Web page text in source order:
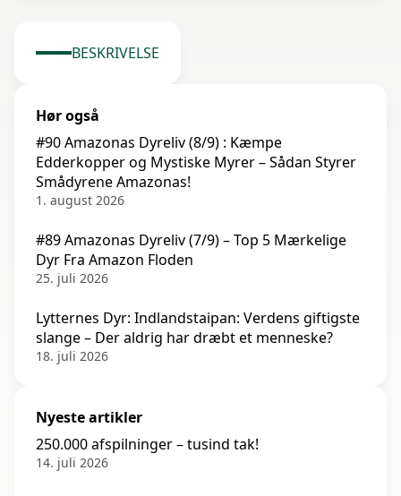
BESKRIVELSE
Hør også
#90 Amazonas Dyreliv (8/9) : Kæmpe
Edderkopper og Mystiske Myrer – Sådan Styrer
Smådyrene Amazonas!
1. august 2026
#89 Amazonas Dyreliv (7/9) – Top 5 Mærkelige
Dyr Fra Amazon Floden
25. juli 2026
Lytternes Dyr: Indlandstaipan: Verdens giftigste
slange – Der aldrig har dræbt et menneske?
18. juli 2026
Nyeste artikler
250.000 afspilninger – tusind tak!
14. juli 2026